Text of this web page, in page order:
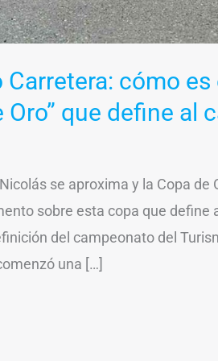
Carretera: cómo
Oro” que define al
se aproxima y la Copa
sobre esta copa que define
del campeonato del
una […]